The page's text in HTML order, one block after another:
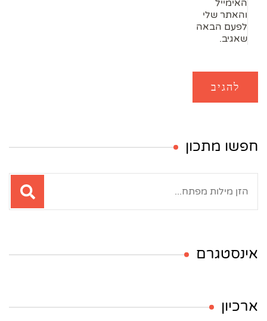
האימייל
והאתר שלי
לפעם הבאה
שאגיב.
חפשו מתכון
אינסטגרם
ארכיון